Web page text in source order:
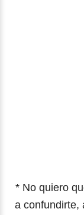
* No quiero
a confundirte,